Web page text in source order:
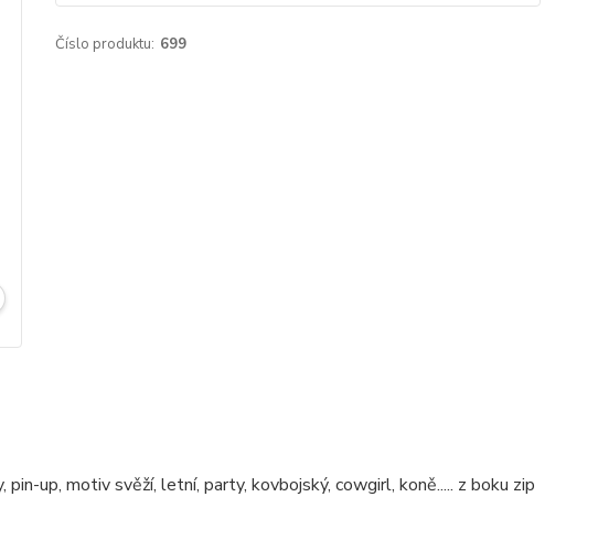
Číslo produktu: 699
up, motiv svěží, letní, party, kovbojský, cowgirl, koně..... z boku zip